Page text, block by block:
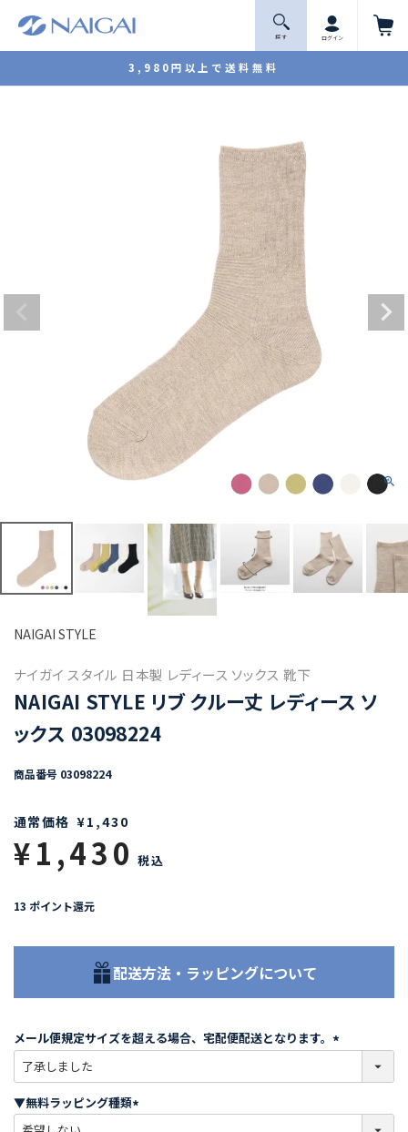
3,980円以上で送料無料
探 す ログイン
NAIGAI STYLE
ナイガイ スタイル 日本製 レディース ソックス 靴下
NAIGAI STYLE リブ クルー丈 レディース ソ
ックス 03098224
商品番号 03098224
通常価格 ¥1,430
¥1,430 税込
13 ポイント還元
配送方法・ラッピングについて
メール便規定サイズを超える場合、宅配便配送となります。
必
)
▼無料ラッピング種類